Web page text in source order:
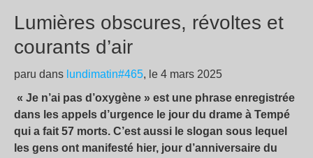
Lumières obscures, révoltes et
courants d’air
paru dans lundimatin#465, le 4 mars 2025
« Je n’ai pas d’oxygène » est une phrase enregistrée
dans les appels d’urgence le jour du drame à Tempé
qui a fait 57 morts. C’est aussi le slogan sous lequel
les gens ont manifesté hier, jour d’anniversaire du